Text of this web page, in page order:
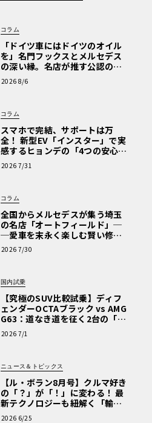
コラム
「ドイツ車にはドイツのオイル
を」名門フックスとメルセデス
の深い縁。名店が推す公認の安
心と、Cクラスで味わうシルキー
な走り〈PR〉
2026 8/6
コラム
スマホで完結、サポートは万
全！ 新型EV「インスター」で実
感するヒョンデの「4つの安心」
【第1回・ヒョンデ6つの疑問：
Why? Hyundai?】〈PR〉
2026 7/31
コラム
全国からメルセデスが集う埼玉
の名店「オートフィールド」─
─愛車を末永く楽しむ賢い修理
術と、プロがフックス製オイル
を選ぶ理由〈PR〉
2026 7/30
国内試乗
【究極のSUV比較試乗】ディフ
ェンダーOCTAブラック vs AMG
G63：道なき道を征く2台の「対
極的アプローチ」
2026 7/1
ニュース＆トピックス
【ル・ボラン8月号】クルマ好き
の「？」が「！」に変わる！ 最
新テクノロジーも紐解く「輸入
車Q&A」
2026 6/25